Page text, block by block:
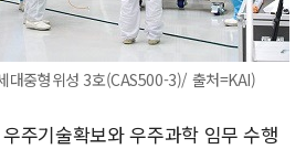
중형위성 3호(CAS500-3)/ 출처=KAI)
주기술확보와 우주과학 임무 수행